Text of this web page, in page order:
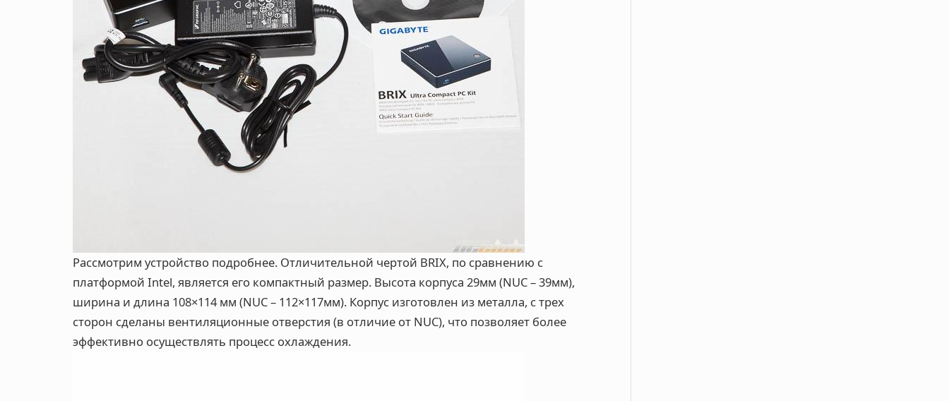
Рассмотрим устройство подробнее. Отличительной чертой BRIX, по сравнению с
платформой Intel, является его компактный размер. Высота корпуса 29мм (NUC – 39мм),
ширина и длина 108×114 мм (NUC – 112×117мм). Корпус изготовлен из металла, с трех
сторон сделаны вентиляционные отверстия (в отличие от NUC), что позволяет более
эффективно осуществлять процесс охлаждения.